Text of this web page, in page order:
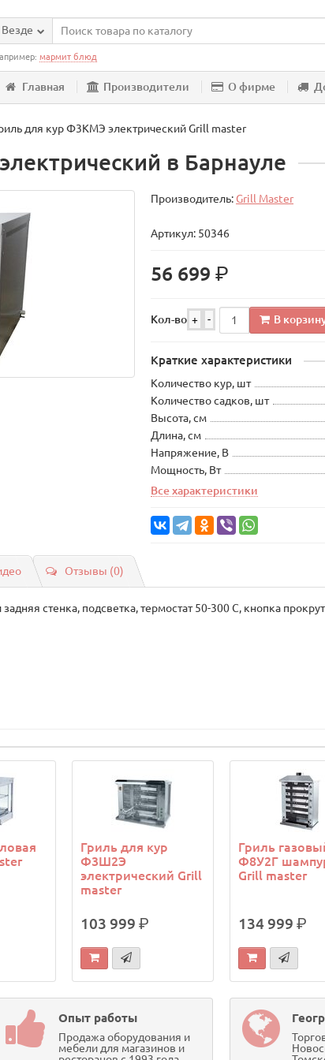
Везде
мармит блюд
Главная Производители О фирме
для кур Ф3КМЭ электрический Grill master
в Барнауле
Производитель: Grill Master
Артикул: 50346
56 699р.
Кол-во + - В
Краткие характеристики
Количество кур, шт
Количество садков, шт
Высота, см
Длина, см
Напряжение, В
Мощность, Вт
Все характеристики
Отзывы (0)
задняя стенка, подсветка, термостат 50-300 С, кнопка
Гриль для кур
Ф3Ш2Э
электрический Grill
master
103 999р.
Гриль
Ф8У2Г
Grill master
134 999р.
Опыт работы
Продажа оборудования и
мебели для магазинов и